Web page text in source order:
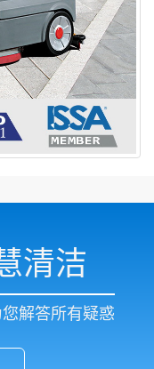
清洁
解答所有疑惑